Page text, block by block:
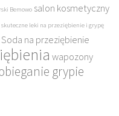
Bemowo salon kosmetyczny
skuteczne leki na przeziębienie i grypę
Soda na przeziębienie
wapozony
grypie